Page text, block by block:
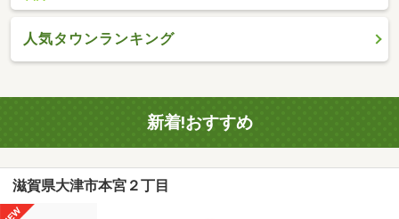
人気タウンランキング
新着!おすすめ
滋賀県大津市本宮２丁目